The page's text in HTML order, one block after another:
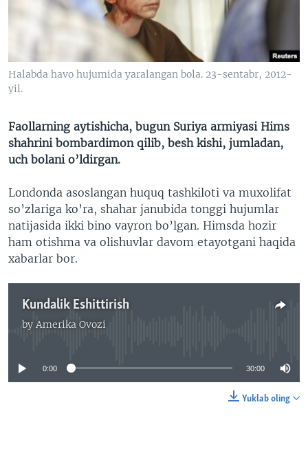
XABARLAR SURATLARDA
ODNOKLASSNIKI
TWITTER
Halabda havo hujumida yaralangan bola. 23-sentabr, 2012-
yil.
Faollarning aytishicha, bugun Suriya armiyasi Hims
shahrini bombardimon qilib, besh kishi, jumladan,
uch bolani o’ldirgan.
Londonda asoslangan huquq tashkiloti va muxolifat
so’zlariga ko’ra, shahar janubida tonggi hujumlar
natijasida ikki bino vayron bo’lgan. Himsda hozir
ham otishma va olishuvlar davom etayotgani haqida
xabarlar bor.
Kundalik Eshittirish
by Amerika Ovozi
No media source currently available
0:00 30:00
Yuklab oling